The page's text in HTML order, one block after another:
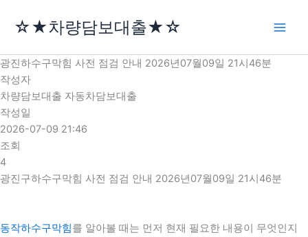
로
건
너
뛰
기
☆★차량담보대출★☆
광진하수구막힘 사전 점검 안내 2026년07월09일 21시46분
작성자
차량담보대출 자동차담보대출
작성일
2026-07-09 21:46
조회
4
광진구하수구막힘 사전 점검 안내 2026년07월09일 21시46분
동작하수구막힘를 알아볼 때는 먼저 현재 필요한 내용이 무엇인지